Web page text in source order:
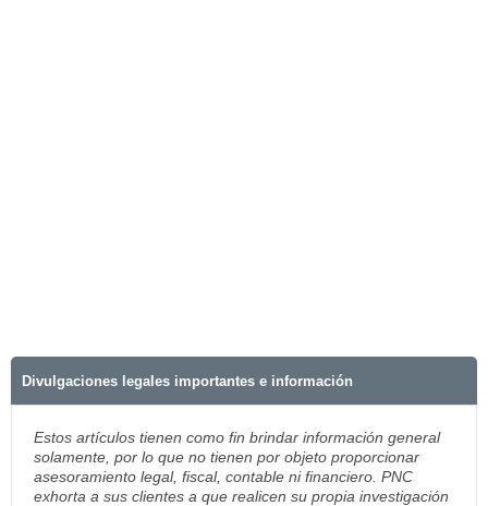
Divulgaciones legales importantes e información
Estos artículos tienen como fin brindar información general
solamente, por lo que no tienen por objeto proporcionar
asesoramiento legal, fiscal, contable ni financiero. PNC
exhorta a sus clientes a que realicen su propia investigación